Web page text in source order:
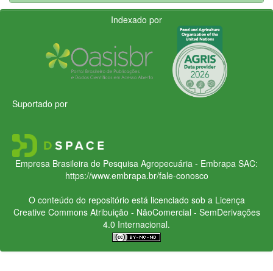
Indexado por
Suportado por
Empresa Brasileira de Pesquisa Agropecuária - Embrapa SAC:
https://www.embrapa.br/fale-conosco
O conteúdo do repositório está licenciado sob a Licença
Creative CommonsAtribuição - NãoComercial - SemDerivações
4.0 Internacional.